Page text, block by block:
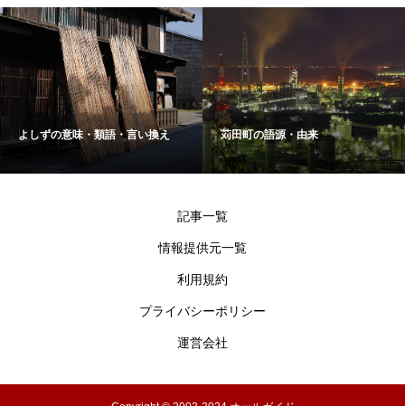
よしずの意味・類語・言い換え 苅田町の語源・由来
記事一覧
情報提供元一覧
利用規約
プライバシーポリシー
運営会社